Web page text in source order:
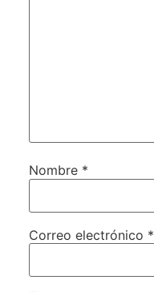
Nombre *
Correo electrónico *